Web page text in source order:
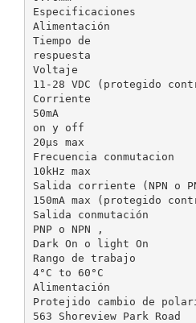
Especificaciones
Alimentación
Tiempo de
respuesta
Voltaje
11-28 VDC (protegido
Corriente
50mA
on y off
20µs max
Frecuencia conmutacion
10kHz max
Salida corriente (NPN o
150mA max (protegido
Salida conmutación
PNP o NPN ,
Dark On o light On
Rango de trabajo
4°C to 60°C
Alimentación
Protejido cambio de
563 Shoreview Park Road